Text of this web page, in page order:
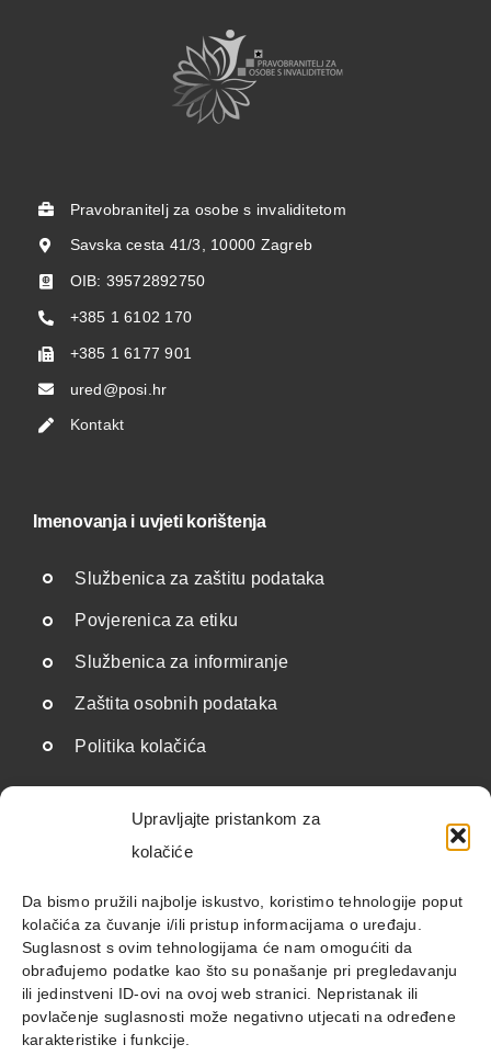
Upravljajte pristankom za
kolačiće
Da bismo pružili najbolje iskustvo, koristimo tehnologije poput
kolačića za čuvanje i/ili pristup informacijama o uređaju.
Suglasnost s ovim tehnologijama će nam omogućiti da
obrađujemo podatke kao što su ponašanje pri pregledavanju
ili jedinstveni ID-ovi na ovoj web stranici. Nepristanak ili
povlačenje suglasnosti može negativno utjecati na određene
karakteristike i funkcije.
Pravobranitelj za osobe s invaliditetom
Savska cesta 41/3, 10000 Zagreb
OIB: 39572892750
+385 1 6102 170
+385 1 6177 901
ured@posi.hr
Kontakt
Imenovanja i uvjeti korištenja
Službenica za zaštitu podataka
Povjerenica za etiku
Službenica za informiranje
Zaštita osobnih podataka
Politika kolačića
Korisne poveznice
Državne institucije i javnopravna tijela
Savezi i udruge
Međunarodne organizacije
Ostalo